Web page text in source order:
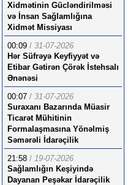
Xidmətinin Gücləndirilməsi
və İnsan Sağlamlığına
Xidmət Missiyası
00:09 / 31-07-2026
Hər Süfrəyə Keyfiyyət və
Etibar Gətirən Çörək İstehsalı
Ənənəsi
00:07 / 31-07-2026
Suraxanı Bazarında Müasir
Ticarət Mühitinin
Formalaşmasına Yönəlmiş
Səmərəli İdarəçilik
21:58 / 19-07-2026
Sağlamlığın Keşiyində
Dayanan Peşəkar İdarəçilik